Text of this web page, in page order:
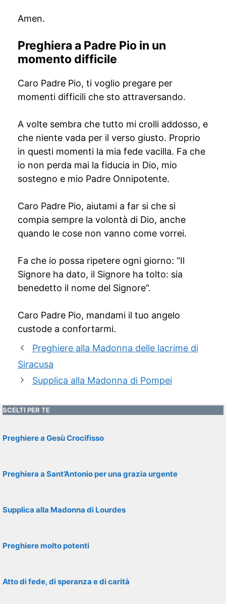
Amen.
Preghiera a Padre Pio in un
momento difficile
Caro Padre Pio, ti voglio pregare per
momenti difficili che sto attraversando.
A volte sembra che tutto mi crolli addosso, e
che niente vada per il verso giusto. Proprio
in questi momenti la mia fede vacilla. Fa che
io non perda mai la fiducia in Dio, mio
sostegno e mio Padre Onnipotente.
Caro Padre Pio, aiutami a far si che si
compia sempre la volontà di Dio, anche
quando le cose non vanno come vorrei.
Fa che io possa ripetere ogni giorno: “Il
Signore ha dato, il Signore ha tolto: sia
benedetto il nome del Signore“.
Caro Padre Pio, mandami il tuo angelo
custode a confortarmi.
Preghiere alla Madonna delle lacrime di
Siracusa
Supplica alla Madonna di Pompei
SCELTI PER TE
Preghiere a Gesù Crocifisso
Preghiera a Sant’Antonio per una grazia urgente
Supplica alla Madonna di Lourdes
Preghiere molto potenti
Atto di fede, di speranza e di carità